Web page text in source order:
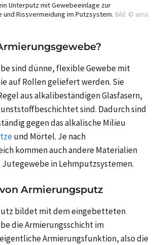
Unterputz mit Gewebeeinlage zur
und Rissvermeidung im Putzsystem. Bild: © sima
sind dünne, flexible Gewebe mit
auf Rollen geliefert werden. Sie
aus alkalibeständigen Glasfasern,
sind. Dadurch sind
gegen das alkalische Milieu
und Mörtel. Je nach
kommen auch andere Materialien
Jutegewebe in Lehmputzsystemen.
Armierungsputz
bildet mit dem eingebetteten
die Armierungsschicht im
Armierungsfunktion, also die